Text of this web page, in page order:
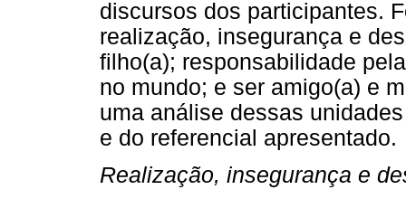
discursos dos participantes.
realização, insegurança e
filho(a); responsabilidade
no mundo; e ser amigo(a) e
uma análise dessas
e do referencial apresentado.
Realização, insegurança e